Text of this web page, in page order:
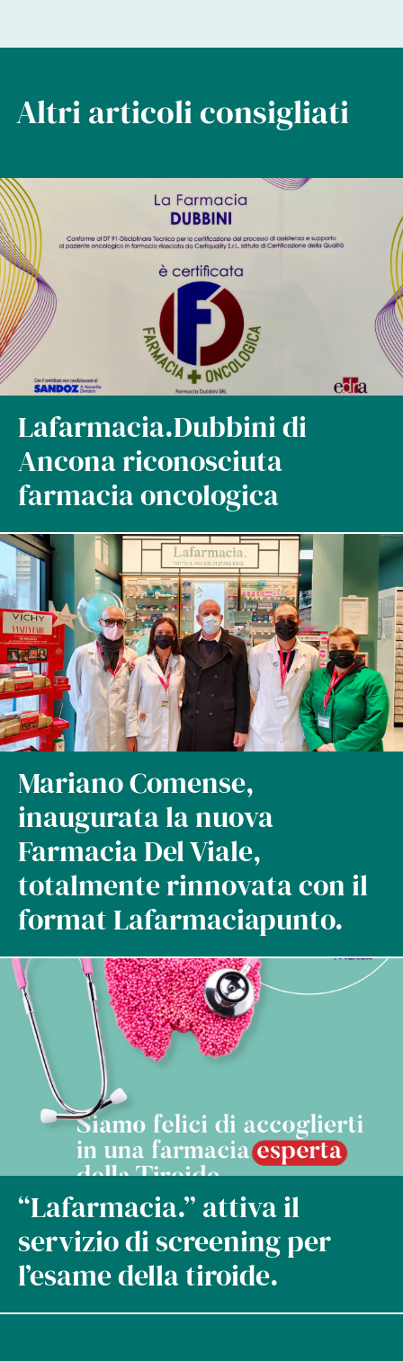
Altri articoli consigliati
Lafarmacia.Dubbini di
Ancona riconosciuta
farmacia oncologica
Mariano Comense,
inaugurata la nuova
Farmacia Del Viale,
totalmente rinnovata con il
format Lafarmaciapunto.
“Lafarmacia.” attiva il
servizio di screening per
l’esame della tiroide.